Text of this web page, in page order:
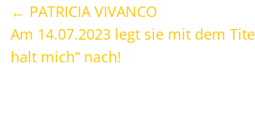
← PATRICIA VIVANCO
Am 14.07.2023 legt sie mit dem
halt mich“ nach!